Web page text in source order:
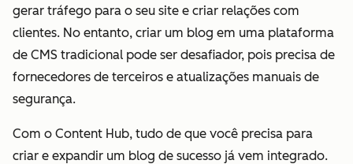
gerar tráfego para o seu site e criar relações com
clientes. No entanto, criar um blog em uma plataforma
de CMS tradicional pode ser desafiador, pois precisa de
fornecedores de terceiros e atualizações manuais de
segurança.
Com o Content Hub, tudo de que você precisa para
criar e expandir um blog de sucesso já vem integrado.